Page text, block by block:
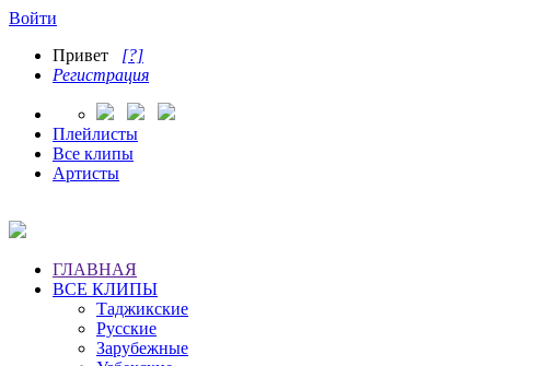
Войти
Привет [?]
Регистрация
Плейлисты
Все клипы
Артисты
ГЛАВНАЯ
ВСЕ КЛИПЫ
Таджикские
Русские
Зарубежные